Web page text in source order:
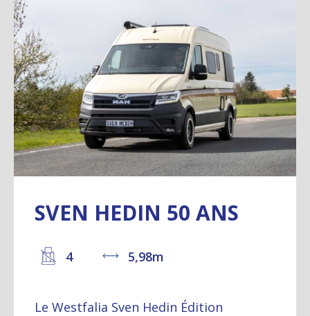
SVEN HEDIN 50 ANS
4 5,98m
Le Westfalia Sven Hedin Édition